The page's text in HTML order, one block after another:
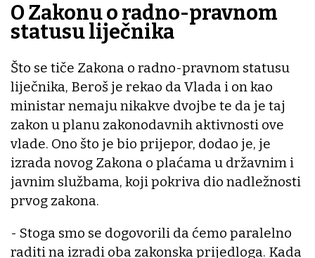
O Zakonu o radno-pravnom
statusu liječnika
Što se tiče Zakona o radno-pravnom statusu
liječnika, Beroš je rekao da Vlada i on kao
ministar nemaju nikakve dvojbe te da je taj
zakon u planu zakonodavnih aktivnosti ove
vlade. Ono što je bio prijepor, dodao je, je
izrada novog Zakona o plaćama u državnim i
javnim službama, koji pokriva dio nadležnosti
prvog zakona.
- Stoga smo se dogovorili da ćemo paralelno
raditi na izradi oba zakonska prijedloga. Kada